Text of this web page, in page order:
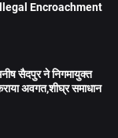
Encroachment
सैदपुर ने निगमायुक्त
अवगत,शीघ्र समाधान